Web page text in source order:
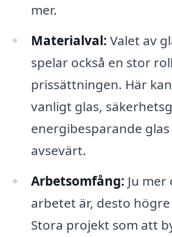
mer.
Materialval: Valet av
spelar också en stor
prissättningen. Här
vanligt glas,
energibesparande
avsevärt.
Arbetsomfång: Ju
arbetet är, desto
Stora projekt som att